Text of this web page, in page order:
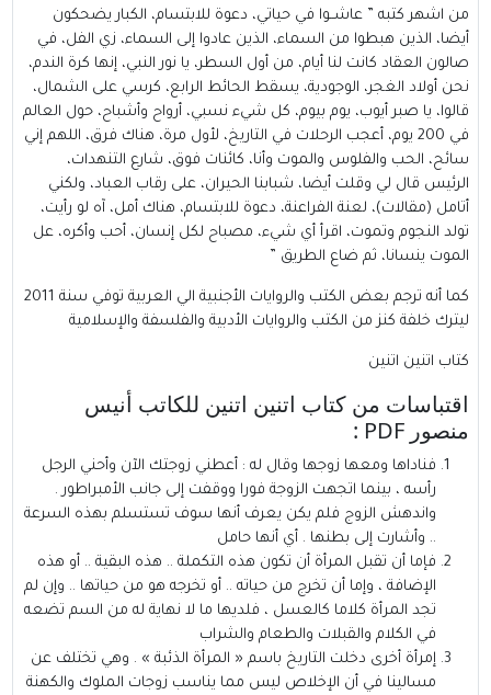
من اشهر كتبه ” عاشــوا في حياتي، دعوة للابتسام، الكبار يضحكون
أيضا، الذين هبطوا من السماء، الذين عادوا إلى السماء، زي الفل، في
صالون العقاد كانت لنا أيام، من أول السطر، يا نور النبي، إنها كرة الندم،
نحن أولاد الغجر، الوجودية، يسقط الحائط الرابع، كرسي على الشمال،
قالوا، يا صبر أيوب، يوم بيوم، كل شيء نسبي، أرواح وأشباح، حول العالم
في 200 يوم، أعجب الرحلات في التاريخ، لأول مرة، هناك فرق، اللهم إني
سائح، الحب والفلوس والموت وأنا، كائنات فوق، شارع التنهدات،
الرئيس قال لي وقلت أيضا، شبابنا الحيران، على رقاب العباد، ولكني
أتامل (مقالات)، لعنة الفراعنة، دعوة للابتسام، هناك أمل، آه لو رأيت،
تولد النجوم وتموت، اقرأ أي شيء، مصباح لكل إنسان، أحب وأكره، عل
الموت ينسانا، ثم ضاع الطريق ”
كما أنه ترجم بعض الكتب والروايات الأجنبية الي العربية توفي سنة 2011
ليترك خلفة كنز من الكتب والروايات الأدبية والفلسفة والإسلامية
كتاب اتنين اتنين
اقتباسات من كتاب اتنين اتنين للكاتب أنيس
منصور PDF :
فناداها ومعها زوجها وقال له : أعطني زوجتك الآن وأحني الرجل
رأسه ، بينما اتجهت الزوجة فورا ووقفت إلى جانب الأمبراطور .
واندهش الزوج فلم يكن يعرف أنها سوف تستسلم بهذه السرعة
.. وأشارت إلى بطنها . أي أنها حامل
فإما أن تقبل المرأة أن تكون هذه التكملة .. هذه البقية .. أو هذه
الإضافة ، وإما أن تخرج من حياته .. أو تخرجه هو من حياتها .. وإن لم
تجد المرأة كلاما كالعسل ، فلديها ما لا نهاية له من السم تضعه
في الكلام والقبلات والطعام والشراب
إمرأة أخرى دخلت التاريخ باسم « المرأة الذئبة » . وهي تختلف عن
مسالينا في أن الإخلاص ليس مما يناسب زوجات الملوك والكهنة